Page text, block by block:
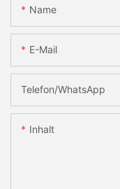
Name
E-Mail
Telefon/WhatsApp
Inhalt